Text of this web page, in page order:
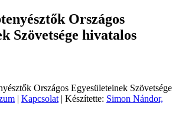
Országos
Szövetsége hivatalos
Országos Egyesületeinek Szövetsége
| Kapcsolat | Készítette: Simon Nándor,